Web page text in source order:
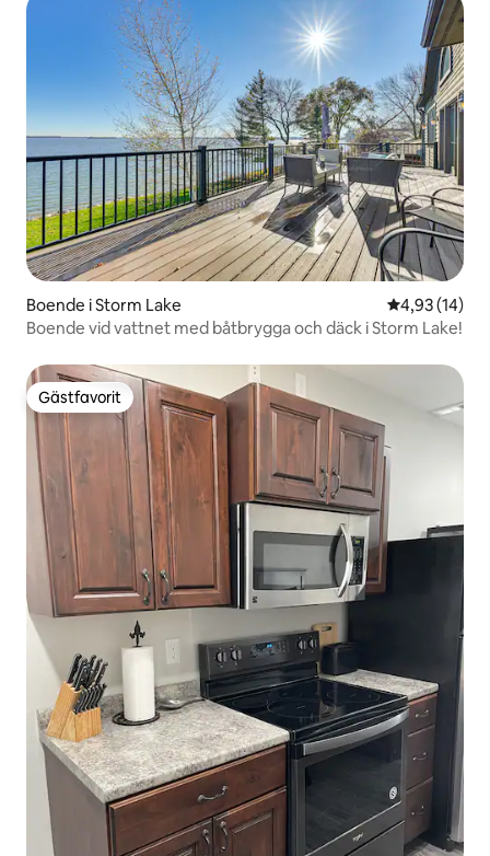
Boende i Storm Lake 4,93 av 5 i
4,93 (14)
Boende vid vattnet med båtbrygga och däck i Storm Lake!
Gästfavorit
Gästfavorit